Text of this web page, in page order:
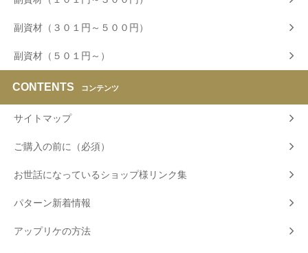
副資材（３０１円～５００円）
副資材（５０１円～）
CONTENTS コンテンツ
サイトマップ
ご購入の前に（必須）
お世話になっているショップ様リンク集
パターン新着情報
アップリケの方法